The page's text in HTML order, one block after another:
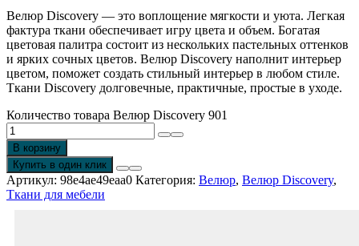
Велюр Discovery — это воплощение мягкости и уюта. Легкая
фактура ткани обеспечивает игру цвета и объем. Богатая
цветовая палитра состоит из нескольких пастельных оттенков
и ярких сочных цветов. Велюр Discovery наполнит интерьер
цветом, поможет создать стильный интерьер в любом стиле.
Ткани Discovery долговечные, практичные, простые в уходе.
Количество товара Велюр Discovery 901
В корзину
Купить в один клик
Артикул: 98e4ae49eaa0 Категория: Велюр, Велюр Discovery,
Ткани для мебели